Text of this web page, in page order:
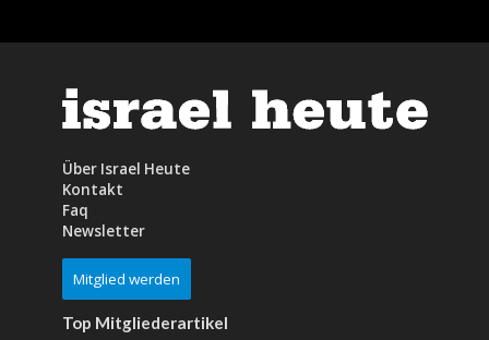
Über Israel Heute
Kontakt
Faq
Newsletter
Mitglied werden
Top Mitgliederartikel